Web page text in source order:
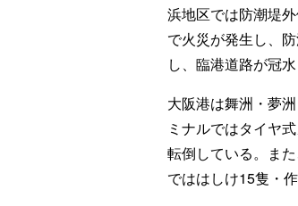
浜地区では防潮堤
で火災が発生し、
し、臨港道路が冠水
大阪港は舞洲・夢
ミナルではタイヤ
転倒している。ま
でははしけ15隻・